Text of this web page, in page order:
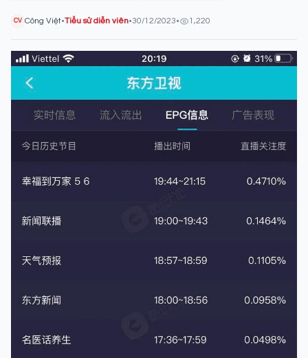
CV Công Việt•Tiểu sử diễn viên•30/12/2023• 1,220